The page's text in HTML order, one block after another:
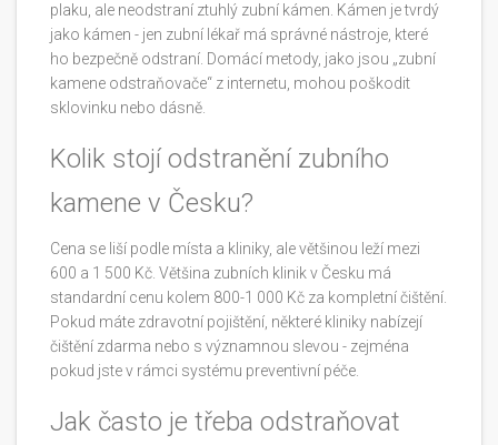
plaku, ale neodstraní ztuhlý zubní kámen. Kámen je tvrdý
jako kámen - jen zubní lékař má správné nástroje, které
ho bezpečně odstraní. Domácí metody, jako jsou „zubní
kamene odstraňovače“ z internetu, mohou poškodit
sklovinku nebo dásně.
Kolik stojí odstranění zubního
kamene v Česku?
Cena se liší podle místa a kliniky, ale většinou leží mezi
600 a 1 500 Kč. Většina zubních klinik v Česku má
standardní cenu kolem 800-1 000 Kč za kompletní čištění.
Pokud máte zdravotní pojištění, některé kliniky nabízejí
čištění zdarma nebo s významnou slevou - zejména
pokud jste v rámci systému preventivní péče.
Jak často je třeba odstraňovat